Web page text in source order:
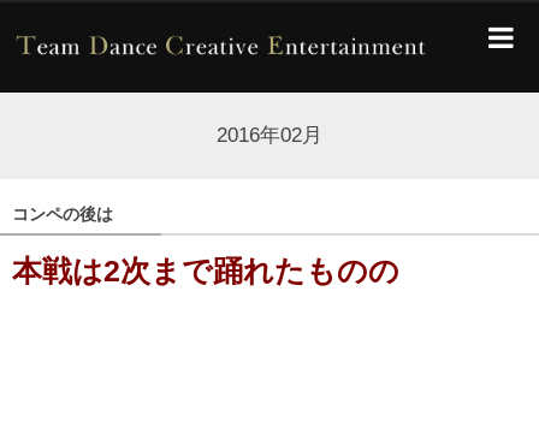
2016年02月
コンペの後は
本戦は2次まで踊れたものの